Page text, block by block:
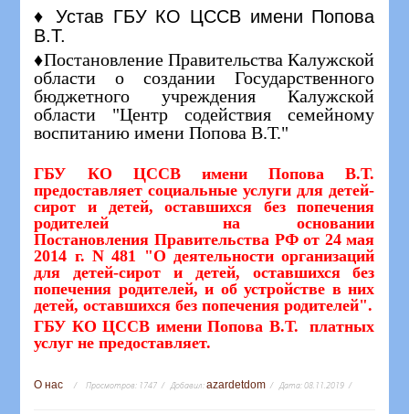
♦ Устав ГБУ КО ЦССВ имени Попова
В.Т.
♦Постановление Правительства Калужской
области о создании Государственного
бюджетного учреждения Калужской
области "Центр содействия семейному
воспитанию имени Попова В.Т."
ГБУ КО ЦССВ имени Попова В.Т.
предоставляет социальные услуги для детей-
сирот и детей, оставшихся без попечения
родителей на основании
Постановления Правительства РФ от 24 мая
2014 г. N 481 "О деятельности организаций
для детей-сирот и детей, оставшихся без
попечения родителей, и об устройстве в них
детей, оставшихся без попечения родителей".
ГБУ КО ЦССВ имени Попова В.Т. платных
услуг не предоставляет.
О нас Просмотров: 1747 Добавил:azardetdom Дата:08.11.2019